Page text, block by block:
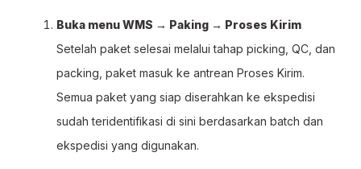
Buka menu WMS → Paking → Proses Kirim
Setelah paket selesai melalui tahap picking, QC, dan
packing, paket masuk ke antrean Proses Kirim.
Semua paket yang siap diserahkan ke ekspedisi
sudah teridentifikasi di sini berdasarkan batch dan
ekspedisi yang digunakan.